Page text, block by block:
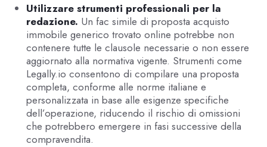
Utilizzare strumenti professionali per la
redazione. Un fac simile di proposta acquisto
immobile generico trovato online potrebbe non
contenere tutte le clausole necessarie o non essere
aggiornato alla normativa vigente. Strumenti come
Legally.io consentono di compilare una proposta
completa, conforme alle norme italiane e
personalizzata in base alle esigenze specifiche
dell’operazione, riducendo il rischio di omissioni
che potrebbero emergere in fasi successive della
compravendita.